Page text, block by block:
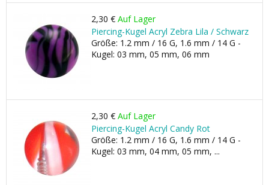
2,30 € Auf Lager
Piercing-Kugel Acryl Zebra Lila / Schwarz
Größe: 1.2 mm / 16 G, 1.6 mm / 14 G -
Kugel: 03 mm, 05 mm, 06 mm
2,30 € Auf Lager
Piercing-Kugel Acryl Candy Rot
Größe: 1.2 mm / 16 G, 1.6 mm / 14 G -
Kugel: 03 mm, 04 mm, 05 mm, ...